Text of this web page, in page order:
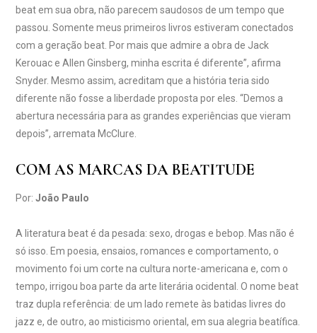
beat em sua obra, não parecem saudosos de um tempo que
passou. Somente meus primeiros livros estiveram conectados
com a geração beat. Por mais que admire a obra de Jack
Kerouac e Allen Ginsberg, minha escrita é diferente”, afirma
Snyder. Mesmo assim, acreditam que a história teria sido
diferente não fosse a liberdade proposta por eles. “Demos a
abertura necessária para as grandes experiências que vieram
depois”, arremata McClure.
COM AS MARCAS DA BEATITUDE
Por: João Paulo
A literatura beat é da pesada: sexo, drogas e bebop. Mas não é
só isso. Em poesia, ensaios, romances e comportamento, o
movimento foi um corte na cultura norte-americana e, com o
tempo, irrigou boa parte da arte literária ocidental. O nome beat
traz dupla referência: de um lado remete às batidas livres do
jazz e, de outro, ao misticismo oriental, em sua alegria beatífica.